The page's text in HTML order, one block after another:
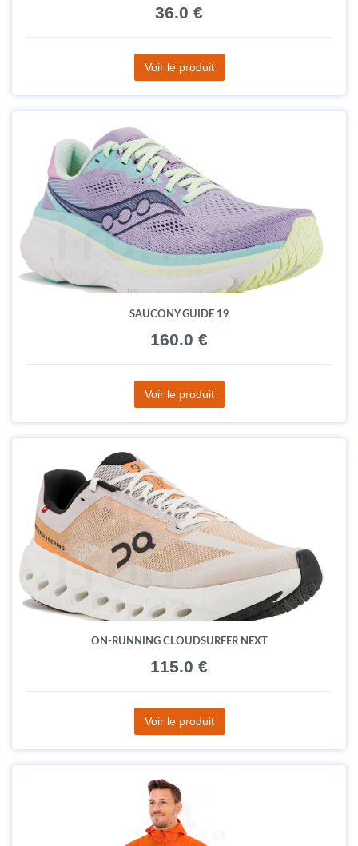
36.0 €
Voir le produit
SAUCONY GUIDE 19
160.0 €
Voir le produit
ON-RUNNING CLOUDSURFER NEXT
115.0 €
Voir le produit